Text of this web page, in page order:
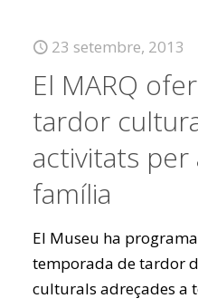
23 setembre, 2013
El MARQ
tardor
activitats per
família
El Museu ha
temporada de tardor
culturals adreçades a